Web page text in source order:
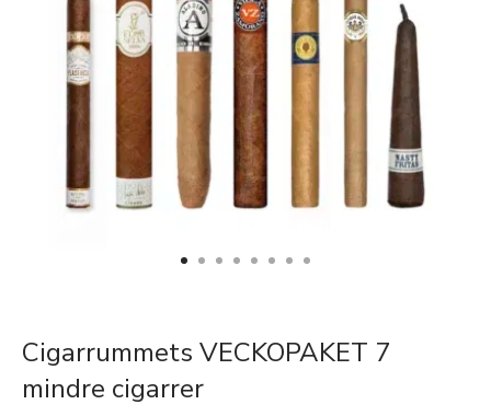
Cigarrummets VECKOPAKET 7
mindre cigarrer